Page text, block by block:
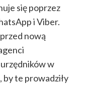
się poprzez
i Viber.
nową
w
by te prowadziły